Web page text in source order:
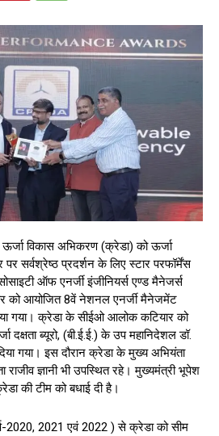
ऊर्जा विकास अभिकरण (क्रेडा) को ऊर्जा
पर सर्वश्रेष्ठ प्रदर्शन के लिए स्टार परफॉर्मेंस
ऑफ एनर्जी इंजीनियर्स एण्ड मैनेजर्स
को आयोजित 8वें नेशनल एनर्जी मैनेजमेंट
गया। क्रेडा के सीईओ आलोक कटियार को
ब्यूरो, (बी.ई.ई.) के उप महानिदेशल डॉ.
गया। इस दौरान क्रेडा के मुख्य अभियंता
ज्ञानी भी उपस्थित रहे। मुख्यमंत्री भूपेश
की टीम को बधाई दी है।
2020, 2021 एवं 2022 ) से क्रेडा को सीम